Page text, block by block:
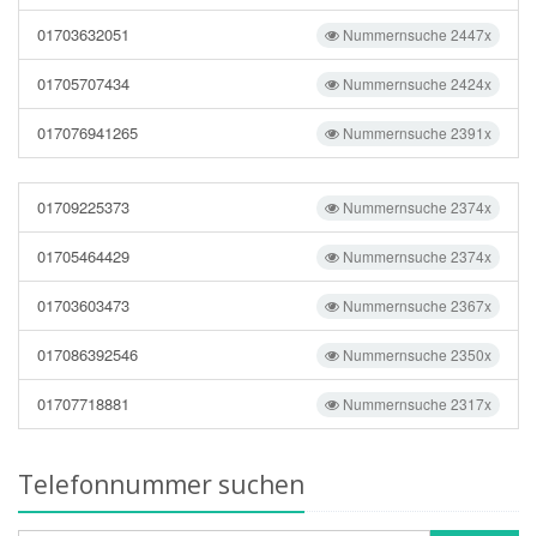
Nummernsuche 2447x
01703632051
Nummernsuche 2424x
01705707434
Nummernsuche 2391x
017076941265
Nummernsuche 2374x
01709225373
Nummernsuche 2374x
01705464429
Nummernsuche 2367x
01703603473
Nummernsuche 2350x
017086392546
Nummernsuche 2317x
01707718881
Telefonnummer suchen